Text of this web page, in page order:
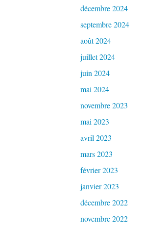
décembre 2024
septembre 2024
août 2024
juillet 2024
juin 2024
mai 2024
novembre 2023
mai 2023
avril 2023
mars 2023
février 2023
janvier 2023
décembre 2022
novembre 2022